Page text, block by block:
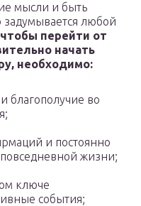
мысли и быть
любой
перейти от
начать
необходимо:
благополучие во
и постоянно
жизни;
ключе
события;